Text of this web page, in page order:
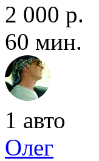
2 000 р.
60 мин.
1 авто
Олег